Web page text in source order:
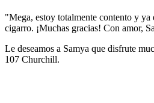
"Mega, estoy totalmente contento y
cigarro. ¡Muchas gracias! Con amor,
Le deseamos a Samya que disfrute
107 Churchill.